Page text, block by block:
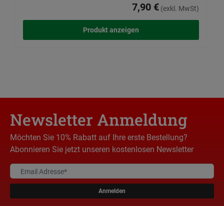
7,90 € (exkl. MwSt)
Produkt anzeigen
Newsletter Anmeldung
Möchten Sie 10% Rabatt auf Ihre erste Bestellung?
Abonnieren Sie jetzt unseren kostenlosen Newsletter
Anmelden